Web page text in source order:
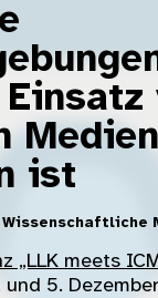
ist
„LLK meets
und 5.